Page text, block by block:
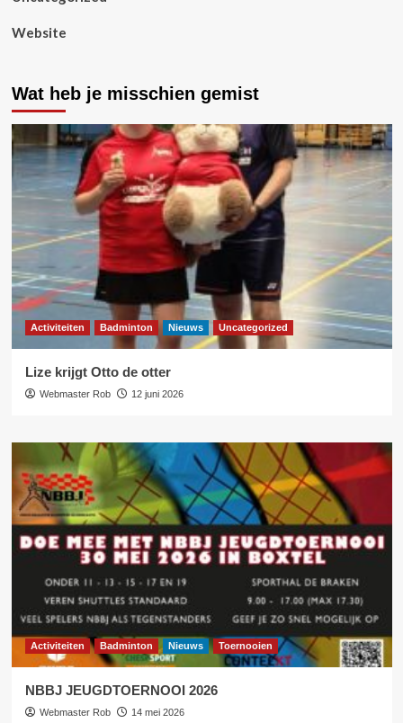
Website
Wat heb je misschien gemist
Activiteiten Badminton Nieuws Uncategorized
Lize krijgt Otto de otter
Webmaster Rob 12 juni 2026
Activiteiten Badminton Nieuws Toernooien
NBBJ JEUGDTOERNOOI 2026
Webmaster Rob 14 mei 2026